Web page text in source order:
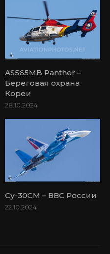
AS565MB Panther –
Береговая охрана
Кореи
28.10.2024
Су-30СМ – ВВС России
22.10.2024